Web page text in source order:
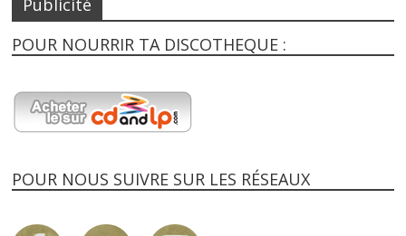
Publicité
POUR NOURRIR TA DISCOTHEQUE :
POUR NOUS SUIVRE SUR LES RÉSEAUX